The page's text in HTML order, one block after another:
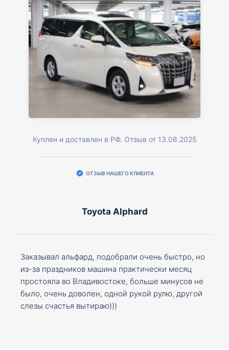
Куплен и доставлен в РФ. Отзыв от 13.08.2025
ОТЗЫВ НАШЕГО КЛИЕНТА
Toyota Alphard
Заказывал альфард, подобрали очень быстро, но
из-за праздников машина практически месяц
простояла во Владивостоке, больше минусов не
было, очень доволен, одной рукой рулю, другой
слезы счастья вытираю)))